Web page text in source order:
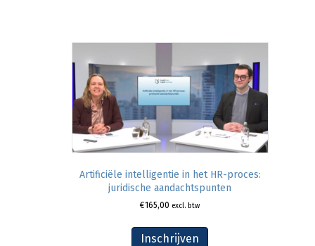
Artificiële intelligentie in het HR-proces:
juridische aandachtspunten
€165,00 excl. btw
Inschrijven